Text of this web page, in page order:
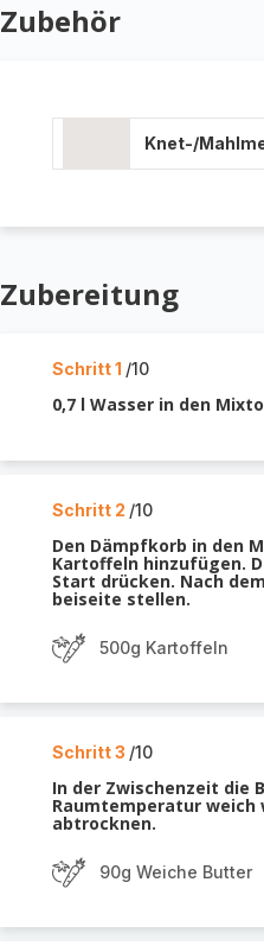
Zubehör
Knet-/
Zubereitung
Schritt 1 /10
0,7 l Wasser in den
Schritt 2 /10
Den Dämpfkorb in den
Kartoffeln hinzufügen.
Start drücken. Nach
beiseite stellen.
500g Kartoffeln
Schritt 3 /10
In der Zwischenzeit die
Raumtemperatur weich
abtrocknen.
90g Weiche Butter